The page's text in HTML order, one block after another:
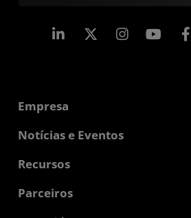
Linkedin Instagram
Empresa
Sobre a AMD
Responsibilidade Corporativa
Oportunidades de Emprego
Contato AMD
Notícias e Eventos
Sala de Imprensa
Bibliotecas de Mídias
Recursos
Central do desenvolvedor
Parceiros